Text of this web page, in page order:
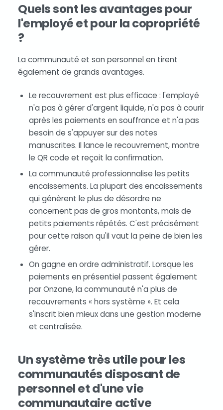
Quels sont les avantages pour
l'employé et pour la copropriété
?
La communauté et son personnel en tirent
également de grands avantages.
Le recouvrement est plus efficace : l'employé
n'a pas à gérer d'argent liquide, n'a pas à courir
après les paiements en souffrance et n'a pas
besoin de s'appuyer sur des notes
manuscrites. Il lance le recouvrement, montre
le QR code et reçoit la confirmation.
La communauté professionnalise les petits
encaissements. La plupart des encaissements
qui génèrent le plus de désordre ne
concernent pas de gros montants, mais de
petits paiements répétés. C'est précisément
pour cette raison qu'il vaut la peine de bien les
gérer.
On gagne en ordre administratif. Lorsque les
paiements en présentiel passent également
par Onzane, la communauté n'a plus de
recouvrements « hors système ». Et cela
s'inscrit bien mieux dans une gestion moderne
et centralisée.
Un système très utile pour les
communautés disposant de
personnel et d'une vie
communautaire active